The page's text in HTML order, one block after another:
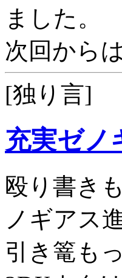
ました。
次回から
[独り言]
充実ゼノ
殴り書き
ノギアス
引き篭も